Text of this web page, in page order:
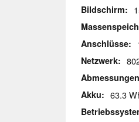
Bildschirm
Anschlüsse
Netzwerk
Abmessungen
Akku 63.3